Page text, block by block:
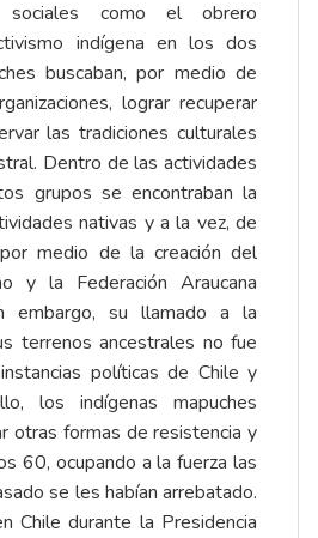
sociales como el obrero
indígena en los dos
buscaban, por medio de
lograr recuperar
las tradiciones culturales
Dentro de las actividades
grupos se encontraban la
nativas y a la vez, de
medio de la creación del
y la Federación Araucana
embargo, su llamado a la
terrenos ancestrales no fue
políticas de Chile y
los indígenas mapuches
otras formas de resistencia y
60, ocupando a la fuerza las
se les habían arrebatado.
Chile durante la Presidencia